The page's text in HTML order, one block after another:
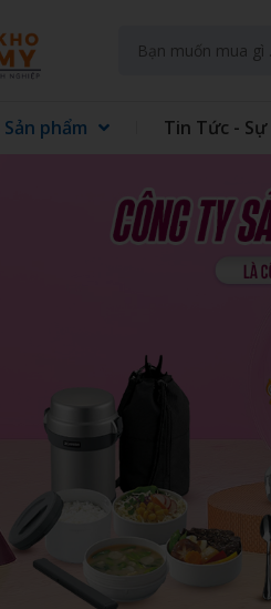
Sản phẩm
DOANH NGHIEP
GIẤY
SỔ
THỦY
TƯỜNG
BÌNH
ẤM
BÚT
MŨ
THOẠI
WOBLER
Tin Tức - Sự